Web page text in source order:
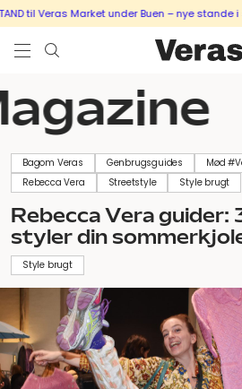
til Veras Market under Buen – nye stande
Bagom Veras Genbrugsguides Mød
Rebecca Vera
Streetstyle Style brugt
Rebecca Vera guider:
styler din
Style brugt